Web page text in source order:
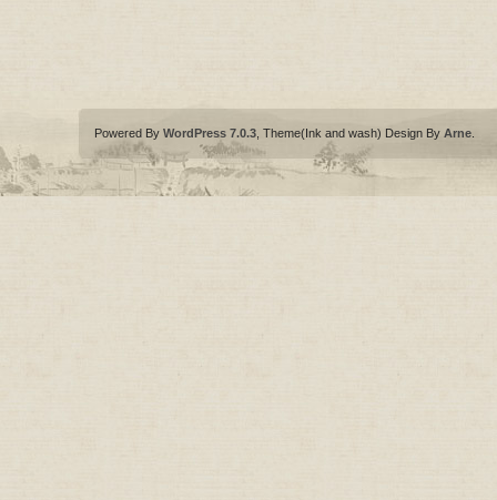
Powered By WordPress 7.0.3 , Theme(Ink and wash) Design By Arne